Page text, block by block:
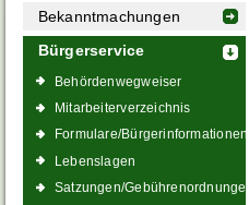
Bekanntmachungen
Bürgerservice
Behördenwegweiser
Mitarbeiterverzeichnis
Formulare/Bürgerinformationen
Lebenslagen
Satzungen/Gebührenordnungen